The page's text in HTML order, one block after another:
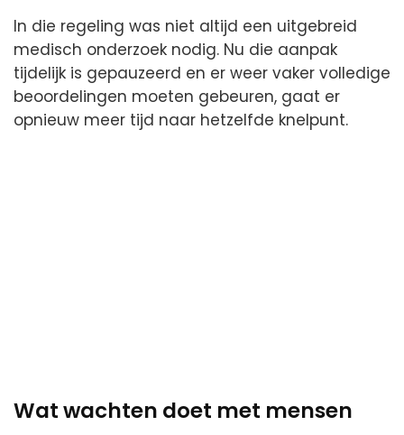
In die regeling was niet altijd een uitgebreid
medisch onderzoek nodig. Nu die aanpak
tijdelijk is gepauzeerd en er weer vaker volledige
beoordelingen moeten gebeuren, gaat er
opnieuw meer tijd naar hetzelfde knelpunt.
Wat wachten doet met mensen